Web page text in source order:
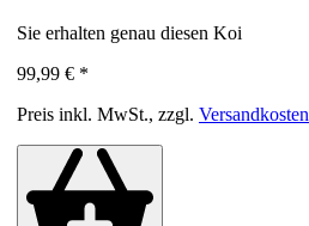
Sie erhalten genau diesen Koi
99,99 € *
Preis inkl. MwSt., zzgl. Versandkosten